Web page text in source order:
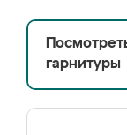
гарнитуры